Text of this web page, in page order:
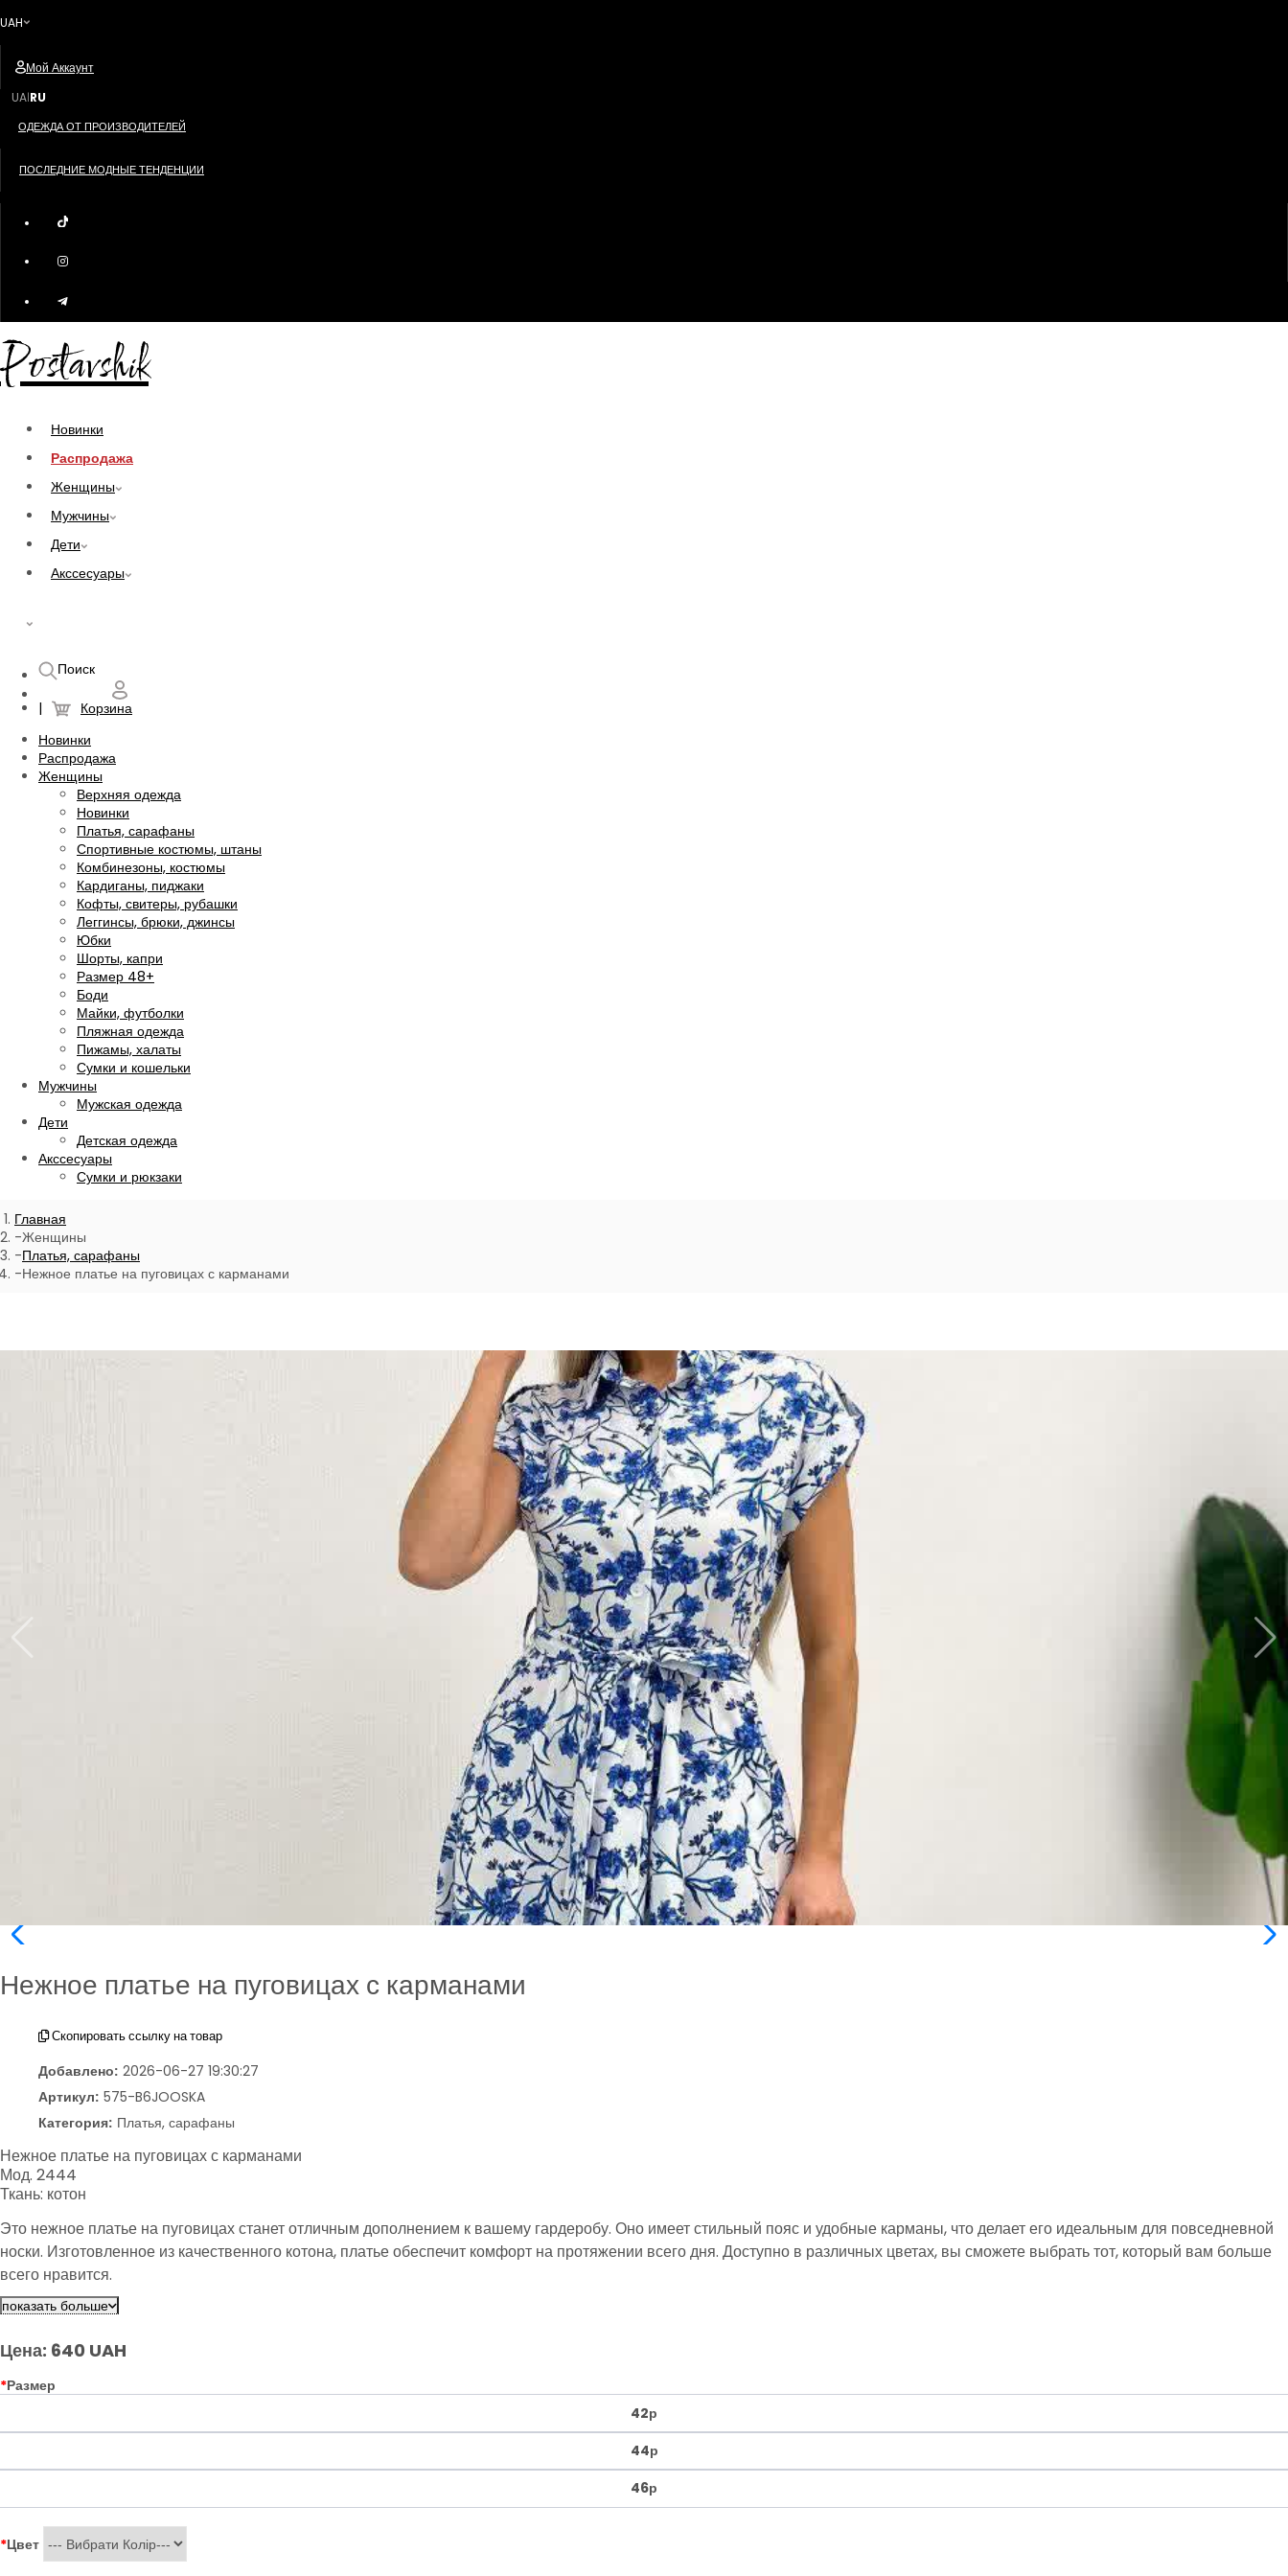
UAH
Мой Аккаунт
UA|RU
ОДЕЖДА ОТ ПРОИЗВОДИТЕЛЕЙ
ПОСЛЕДНИЕ МОДНЫЕ ТЕНДЕНЦИИ
Postavshik
Новинки
Распродажа
Женщины
Мужчины
Дети
Акссесуары
Поиск
Корзина
Новинки
Распродажа
Женщины
Верхняя одежда
Новинки
Платья, сарафаны
Спортивные костюмы, штаны
Комбинезоны, костюмы
Кардиганы, пиджаки
Кофты, свитеры, рубашки
Леггинсы, брюки, джинсы
Юбки
Шорты, капри
Размер 48+
Боди
Майки, футболки
Пляжная одежда
Пижамы, халаты
Сумки и кошельки
Мужчины
Мужская одежда
Дети
Детская одежда
Акссесуары
Сумки и рюкзаки
Главная
Женщины
Платья, сарафаны
Нежное платье на пуговицах с карманами
Нежное платье на пуговицах с карманами
Скопировать ссылку на товар
Добавлено: 2026-06-27 19:30:27
Артикул: 575-B6JOOSKA
Категория: Платья, сарафаны
Нежное платье на пуговицах с карманами
Мод. 2444
Ткань: котон
Это нежное платье на пуговицах станет отличным дополнением к вашему гардеробу. Оно имеет стильный пояс и удобные карманы, что делает его идеальным для повседневной
носки. Изготовленное из качественного котона, платье обеспечит комфорт на протяжении всего дня. Доступно в различных цветах, вы сможете выбрать тот, который вам больше
всего нравится.
показать больше
Цена: 640 UAH
*Размер
42р
44р
46р
*Цвет